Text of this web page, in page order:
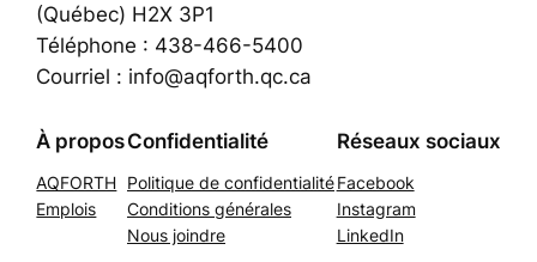
(Québec) H2X 3P1
Téléphone : 438-466-5400
Courriel : info@aqforth.qc.ca
À propos
AQFORTH
Emplois
Confidentialité
Politique de confidentialité
Conditions générales
Nous joindre
Réseaux sociaux
Facebook
Instagram
LinkedIn